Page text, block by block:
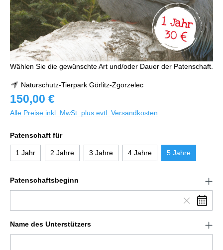
Wählen Sie die gewünschte Art und/oder Dauer der Patenschaft.
Naturschutz-Tierpark Görlitz-Zgorzelec
150,00 €
Alle Preise inkl. MwSt. plus evtl. Versandkosten
Patenschaft für
1 Jahr 2 Jahre 3 Jahre 4 Jahre 5 Jahre
Patenschaftsbeginn
Name des Unterstützers